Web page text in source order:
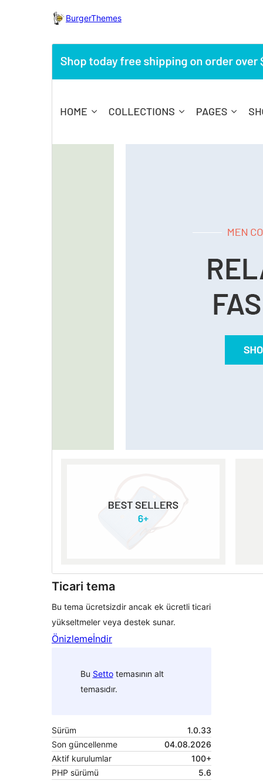
BurgerThemes
Ticari tema
Bu tema ücretsizdir ancak ek ücretli ticari
yükseltmeler veya destek sunar.
Önizlemeİndir
Bu Settotemasının alt
temasıdır.
Sürüm
1.0.33
Son güncellenme
04.08.2026
Aktif kurulumlar
100+
PHP sürümü
5.6